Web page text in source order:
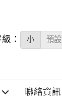
： 小 預設
聯絡資訊